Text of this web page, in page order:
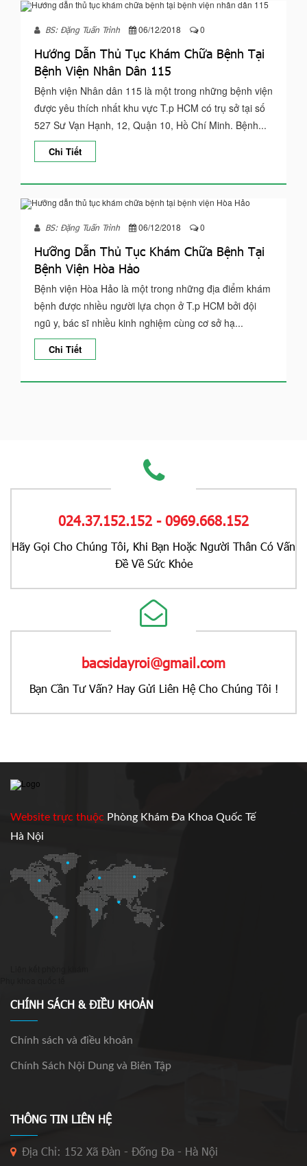
BS: Đặng Tuấn Trình 06/12/2018 0
Hướng Dẫn Thủ Tục Khám Chữa Bệnh Tại
Bệnh Viện Nhân Dân 115
Bệnh viện Nhân dân 115 là một trong những bệnh viện
được yêu thích nhất khu vực T.p HCM có trụ sở tại số
527 Sư Vạn Hạnh, 12, Quận 10, Hồ Chí Minh. Bệnh...
Chi Tiết
BS: Đặng Tuấn Trình 06/12/2018 0
Hưỡng Dẫn Thủ Tục Khám Chữa Bệnh Tại
Bệnh Viện Hòa Hảo
Bệnh viện Hòa Hảo là một trong những địa điểm khám
bệnh được nhiều người lựa chọn ở T.p HCM bởi đội
ngũ y, bác sĩ nhiều kinh nghiệm cùng cơ sở hạ...
Chi Tiết
024.37.152.152 - 0969.668.152
Hãy Gọi Cho Chúng Tôi, Khi Bạn Hoặc Người Thân Có Vấn
Đề Về Sức Khỏe
bacsidayroi@gmail.com
Bạn Cần Tư Vấn? Hay Gửi Liên Hệ Cho Chúng Tôi !
Website trực thuộc Phòng Khám Đa Khoa Quốc Tế
Hà Nội
CHÍNH SÁCH & ĐIỀU KHOẢN
Chính sách và điều khoản
Chính Sách Nội Dung và Biên Tập
THÔNG TIN LIÊN HỆ
Địa Chỉ: 152 Xã Đàn - Đống Đa - Hà Nội